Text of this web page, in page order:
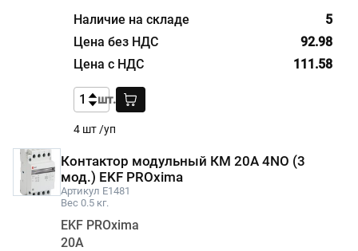
5
4 шт /уп
92.98
111.58
шт.
Контактор модульный КМ 20А 4NО (3
мод.) EKF PROxima
Артикул E1481
Вес 0.5 кг.
EKF PROxima
20А